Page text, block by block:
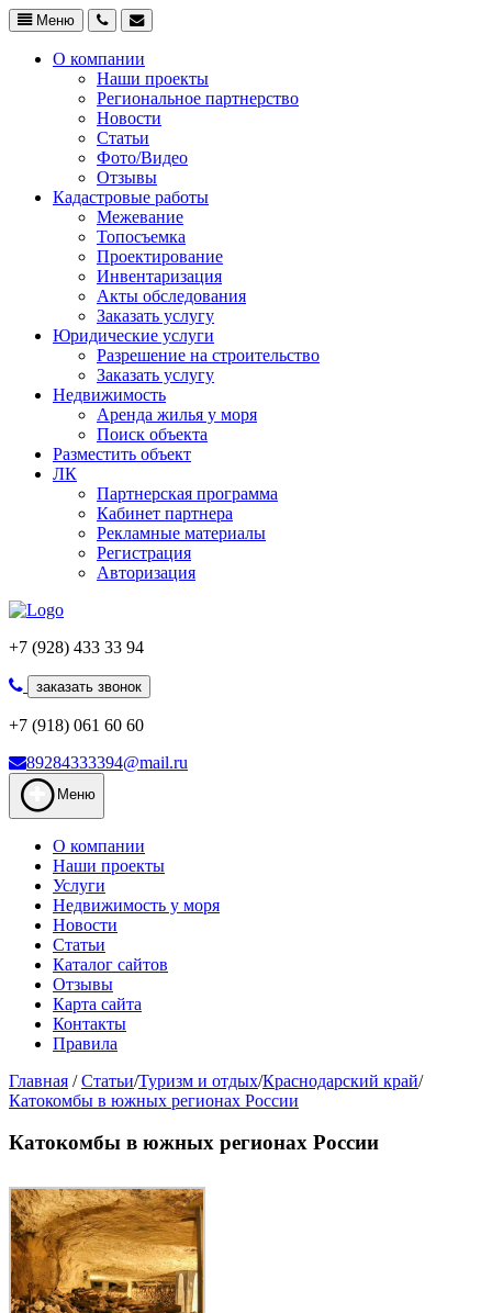
Меню
О компании
Наши проекты
Региональное партнерство
Новости
Статьи
Фото/Видео
Отзывы
Кадастровые работы
Межевание
Топосъемка
Проектирование
Инвентаризация
Акты обследования
Заказать услугу
Юридические услуги
Разрешение на строительство
Заказать услугу
Недвижимость
Аренда жилья у моря
Поиск объекта
Разместить объект
ЛК
Партнерская программа
Кабинет партнера
Рекламные материалы
Регистрация
Авторизация
+7 (928) 433 33 94
заказать звонок
+7 (918) 061 60 60
89284333394@mail.ru
Меню
О компании
Наши проекты
Услуги
Недвижимость у моря
Новости
Статьи
Каталог сайтов
Отзывы
Карта сайта
Контакты
Правила
Главная /Статьи/Туризм и отдых/Краснодарский край/
Катокомбы в южных регионах России
Катокомбы в южных регионах России